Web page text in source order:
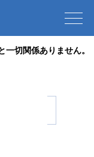
切関係ありません。